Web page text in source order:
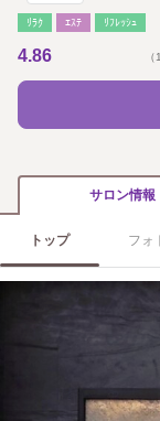
ﾘﾗｸ ｴｽﾃ ﾘﾌﾚｯｼｭ
4.86
サロン情報
トップ フォ